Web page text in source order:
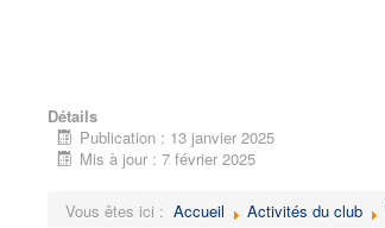
Détails
Publication : 13 janvier 2025
Mis à jour : 7 février 2025
Vous êtes ici : Accueil Activités du club